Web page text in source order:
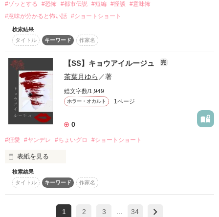
…なのに、兄も父も母も、
あたしを溺愛してくるし。
周りが甘やかしてくる悪魔ばかりだろうと、
あたしは箱入り娘になる気はない。
悪魔の主食、“人間のタマシイ”も
自分の手で調達してきてみせる！
（※ウェブ版推奨）
『選んで書いて！野いちごミックス
SSコンテスト』参加作品
#ゾッとする #恐怖 #都市伝説 #短編 #怪談
#意味怖
#意味が分かると怖い話 #ショートショート
検索結果
タイトル
キーワード 作家名
【SS】キョウアイルージュ 完
茶葉月ゆら ／著
総文字数/1,949
ホラー・オカルト 1ページ
0
#狂愛 #ヤンデレ #ちょいグロ #ショートショート
表紙を見る
鳥のさえずりが聞こえる朝。
検索結果
タイトル
キーワード 作家名
1 2 3 … 34